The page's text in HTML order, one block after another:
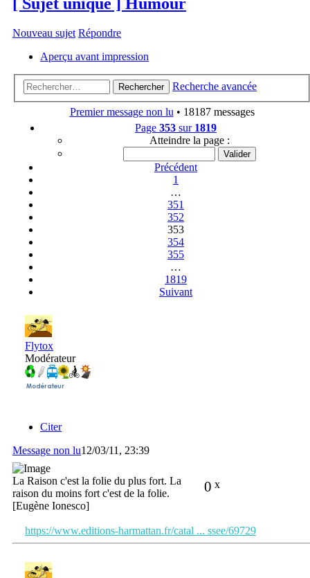
[ Sujet unique ] Humour
Nouveau sujet Répondre
Aperçu avant impression
Rechercher Recherche avancée
Premier message non lu • 18187 messages
Page 353 sur 1819
Atteindre la page :
Précédent
1
…
351
352
353
354
355
…
1819
Suivant
Flytox
Modérateur
Citer
Message non lu12/03/11, 23:39
0 x
La Raison c'est la folie du plus fort. La
raison du moins fort c'est de la folie.
[Eugène Ionesco]
https://www.editions-harmattan.fr/catal ... ssee/69729